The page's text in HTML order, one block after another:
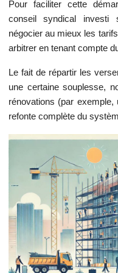
Pour faciliter cette
conseil syndical investi
négocier au mieux les
arbitrer en tenant compte
Le fait de répartir les
une certaine souplesse,
rénovations (par exemple,
refonte complète du